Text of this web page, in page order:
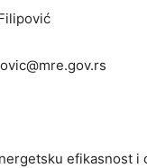
еfikasnost